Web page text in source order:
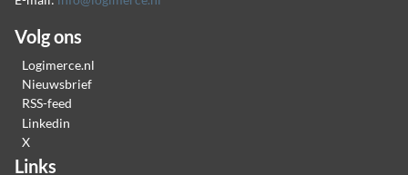
Volg ons
Logimerce.nl
Nieuwsbrief
RSS-feed
Linkedin
X
Links